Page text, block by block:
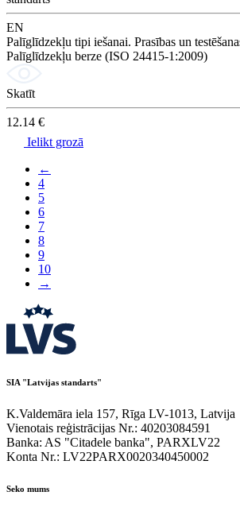
EN
Palīglīdzekļu tipi iešanai. Prasības un
Palīglīdzekļu berze (ISO 24415-1:2009)
Skatīt
12.14 €
Ielikt grozā
←
4
5
6
7
8
9
10
→
SIA "Latvijas standarts"
K.Valdemāra iela 157, Rīga LV-1013, Latvija
Vienotais reģistrācijas Nr.: 40203084591
Banka: AS "Citadele banka", PARXLV22
Konta Nr.: LV22PARX0020340450002
Seko mums